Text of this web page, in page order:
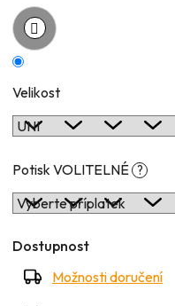
Velikost
Potisk VOLITELNÉ ?
Dostupnost
Možnosti doručení